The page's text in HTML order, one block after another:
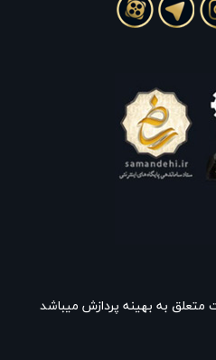
به بهینه پردازش میباشد